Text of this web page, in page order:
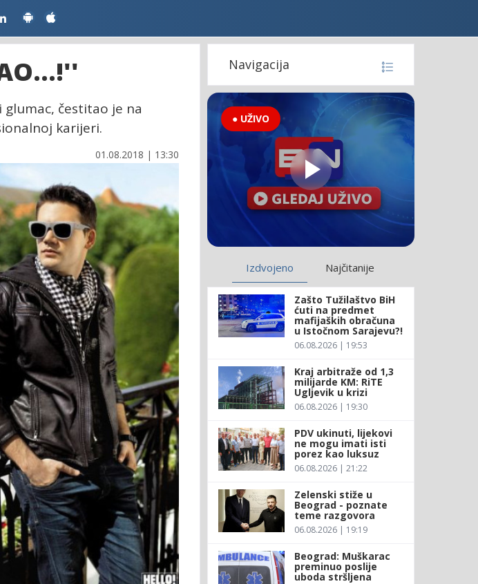
glumac, čestitao je na
karijeri.
01.08.2018 | 13:30
Navigacija
● UŽIVO
Izdvojeno Najčitanije
Zašto Tužilaštvo BiH
ćuti na predmet
mafijaških obračuna
u Istočnom Sarajevu?!
06.08.2026 | 19:53
Kraj arbitraže od 1,3
milijarde KM: RiTE
Ugljevik u krizi
06.08.2026 | 19:30
PDV ukinuti, lijekovi
ne mogu imati isti
porez kao luksuz
06.08.2026 | 21:22
Zelenski stiže u
Beograd - poznate
teme razgovora
06.08.2026 | 19:19
Beograd: Muškarac
preminuo poslije
uboda stršljena